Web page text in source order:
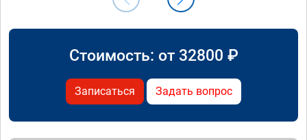
Стоимость: от 32800 ₽
Записаться Задать вопрос